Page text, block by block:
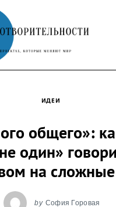
ИДЕИ
общего»:
один»
на
by София Горовая